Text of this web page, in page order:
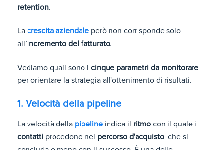
retention.
La crescita aziendale però non corrisponde solo
all’incremento del fatturato.
Vediamo quali sono i cinque parametri da monitorare
per orientare la strategia all'ottenimento di risultati.
1. Velocità della pipeline
La velocità della pipeline indica il ritmo con il quale i
contatti procedono nel percorso d'acquisto, che si